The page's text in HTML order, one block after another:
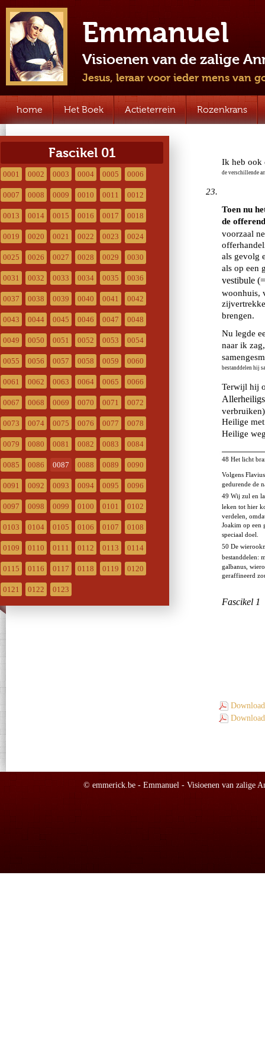
Emmanuel
Visioenen van de zalige
Jesus, leraar voor ieder mens van
home Het Boek Actieterrein Rozenkrans
Fascikel 01
0001 0002 0003 0004 0005 0006
0007 0008 0009 0010 0011 0012
0013 0014 0015 0016 0017 0018
0019 0020 0021 0022 0023 0024
0025 0026 0027 0028 0029 0030
0031 0032 0033 0034 0035 0036
0037 0038 0039 0040 0041 0042
0043 0044 0045 0046 0047 0048
0049 0050 0051 0052 0053 0054
0055 0056 0057 0058 0059 0060
0061 0062 0063 0064 0065 0066
0067 0068 0069 0070 0071 0072
0073 0074 0075 0076 0077 0078
0079 0080 0081 0082 0083 0084
0085 0086 0087 0088 0089 0090
0091 0092 0093 0094 0095 0096
0097 0098 0099 0100 0101 0102
0103 0104 0105 0106 0107 0108
0109 0110 0111 0112 0113 0114
0115 0116 0117 0118 0119 0120
0121 0122 0123
© emmerick.be - Emmanuel - Visioenen van zalige